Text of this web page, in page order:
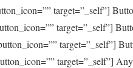
target=”_self”]
target=”_self”]
target=”_self”]
target=”_self”]